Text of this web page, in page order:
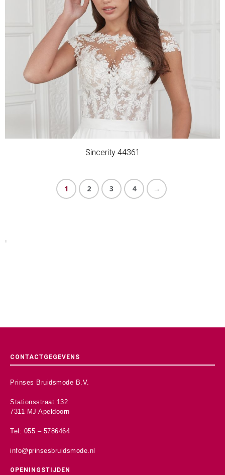
Sincerity 44361
1 2 3 4 →
CONTACTGEGEVENS
Prinses Bruidsmode B.V.
Stationsstraat 132
7311 MJ Apeldoorn
Tel: 055 – 5786464
info@prinsesbruidsmode.nl
OPENINGSTIJDEN